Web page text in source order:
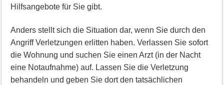
Hilfsangebote für Sie gibt.
Anders stellt sich die Situation dar, wenn Sie durch den
Angriff Verletzungen erlitten haben. Verlassen Sie sofort
die Wohnung und suchen Sie einen Arzt (in der Nacht
eine Notaufnahme) auf. Lassen Sie die Verletzung
behandeln und geben Sie dort den tatsächlichen